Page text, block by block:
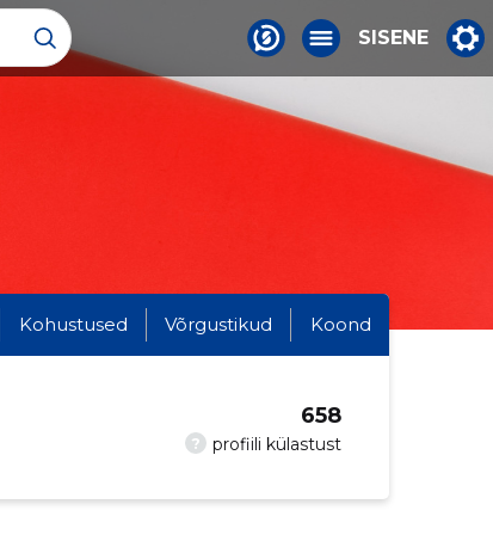
SISENE
Kohustused Võrgustikud Koond
? profiili külastust
658